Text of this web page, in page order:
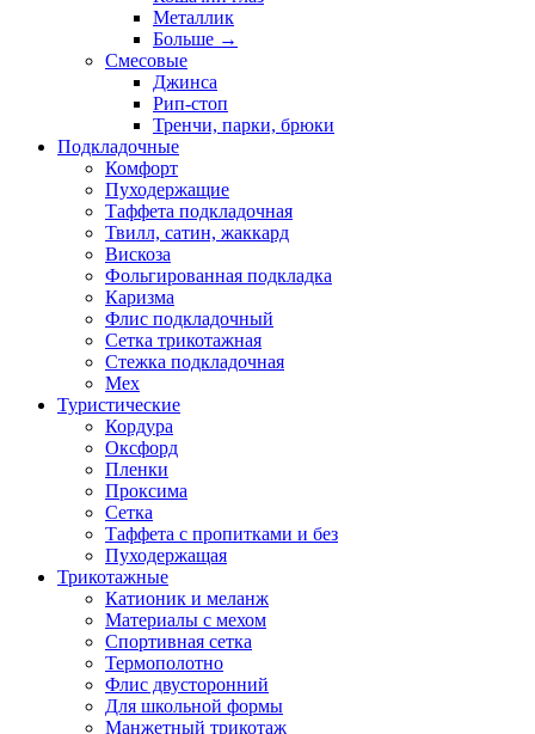
Металлик
Больше →
Смесовые
Джинса
Рип-стоп
Тренчи, парки, брюки
Подкладочные
Комфорт
Пуходержащие
Таффета подкладочная
Твилл, сатин, жаккард
Вискоза
Фольгированная подкладка
Каризма
Флис подкладочный
Сетка трикотажная
Стежка подкладочная
Мех
Туристические
Кордура
Оксфорд
Пленки
Проксима
Сетка
Таффета с пропитками и без
Пуходержащая
Трикотажные
Катионик и меланж
Материалы с мехом
Спортивная сетка
Термополотно
Флис двусторонний
Для школьной формы
Манжетный трикотаж